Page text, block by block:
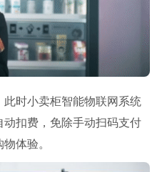
时小卖柜智能物联网系统
扣费，免除手动扫码支付
体验。